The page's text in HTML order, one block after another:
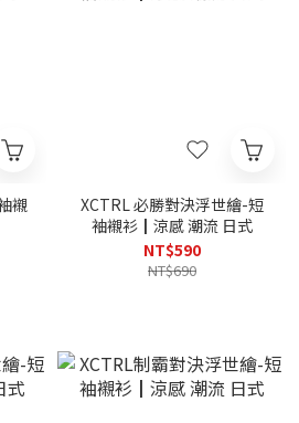
襯
XCTRL 必勝對決浮世繪-短
袖襯衫┃涼感 潮流 日式
NT$590
NT$690